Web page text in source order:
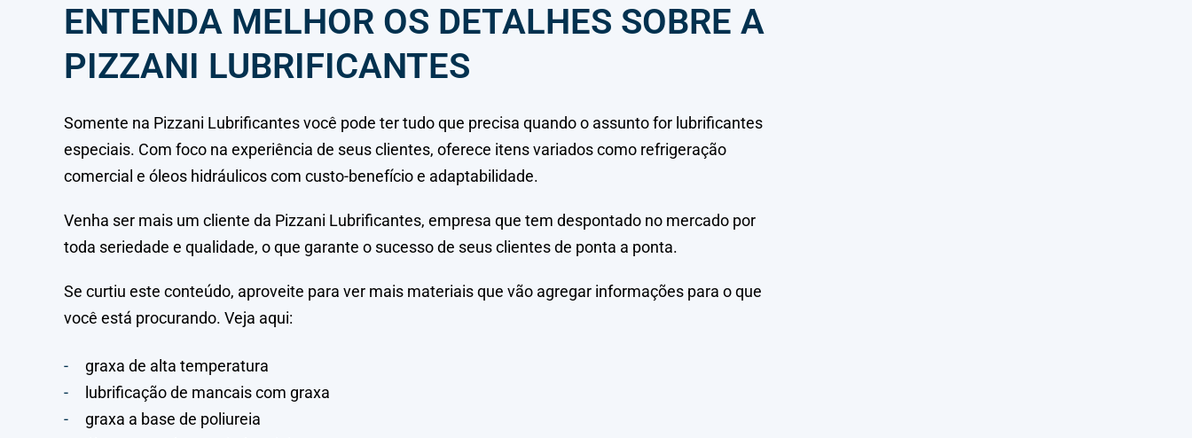
ENTENDA MELHOR OS DETALHES SOBRE A
PIZZANI LUBRIFICANTES
Somente na Pizzani Lubrificantes você pode ter tudo que precisa quando o assunto for lubrificantes
especiais. Com foco na experiência de seus clientes, oferece itens variados como refrigeração
comercial e óleos hidráulicos com custo-benefício e adaptabilidade.
Venha ser mais um cliente da Pizzani Lubrificantes, empresa que tem despontado no mercado por
toda seriedade e qualidade, o que garante o sucesso de seus clientes de ponta a ponta.
Se curtiu este conteúdo, aproveite para ver mais materiais que vão agregar informações para o que
você está procurando. Veja aqui:
graxa de alta temperatura
lubrificação de mancais com graxa
graxa a base de poliureia